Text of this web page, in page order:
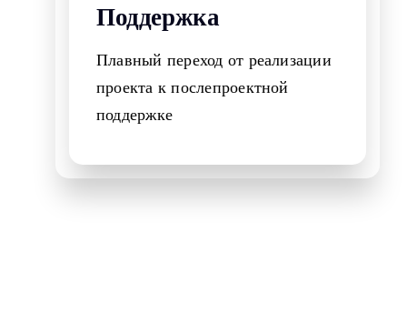
Поддержка
Плавный переход от реализации
проекта к послепроектной
поддержке